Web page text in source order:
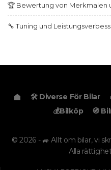
🏆 Bewertung von Merkmalen
🔧 Tuning und
🛠️ Diverse För Bilar
💰Bilköp
🧭
© 2026 - 🚙 Allt om bilar, vi
Alla